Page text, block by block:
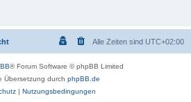
Alle Zeiten sind UTC+02:00
® Forum Software © phpBB Limited
Übersetzung durch phpBB.de
| Nutzungsbedingungen